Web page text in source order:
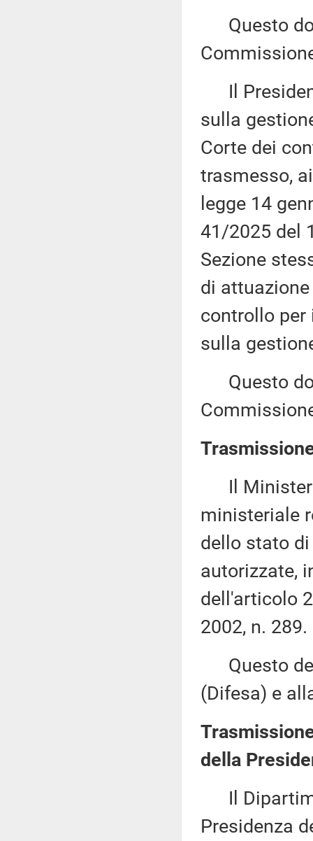
Questo
Il
sulla
Corte dei
trasmesso,
legge 14
41/2025 del
Sezione
di
controllo per
sulla
Questo
Il
ministeriale
dello stato
autorizzate,
dell'articolo
2002, n. 289.
Questo
(Difesa) e
della
Il
Presidenza